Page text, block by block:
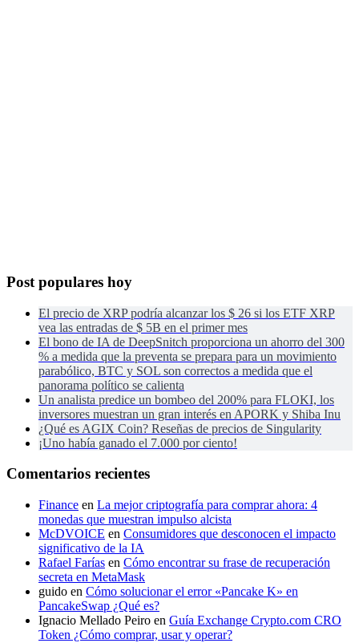
Post populares hoy
El precio de XRP podría alcanzar los $ 26 si los ETF XRP
vea las entradas de $ 5B en el primer mes
El bono de IA de DeepSnitch proporciona un ahorro del 300
% a medida que la preventa se prepara para un movimiento
parabólico, BTC y SOL son correctos a medida que el
panorama político se calienta
Un analista predice un bombeo del 200% para FLOKI, los
inversores muestran un gran interés en APORK y Shiba Inu
¿Qué es AGIX Coin? Reseñas de precios de Singularity
¡Uno había ganado el 7.000 por ciento!
Comentarios recientes
Finance en La mejor criptografía para comprar ahora: 4
monedas que muestran impulso alcista
McDVOICE en Consumidores que desconocen el impacto
significativo de la IA
Rafael Farías en Cómo encontrar su frase de recuperación
secreta en MetaMask
guido en Cómo solucionar el error «Pancake K» en
PancakeSwap ¿Qué es?
Ignacio Mellado Peiro en Guía Exchange Crypto.com CRO
Token ¿Cómo comprar, usar y operar?